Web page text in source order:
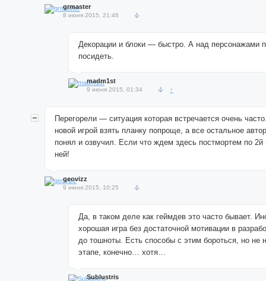
grmaster
8 июня 2015, 21:46
Декорации и блоки — быстро. А над персонажами
посидеть.
madm1st
9 июня 2015, 01:34 ↑
Перегорели — ситуация которая встречается очень
новой игрой взять планку попроще, а все остальное
понял и озвучил. Если что ждем здесь постмортем по 2й
ней!
geovizz
9 июня 2015, 10:25
Да, в таком деле как геймдев это часто бывает.
хорошая игра без достаточной мотивации в
до тошноты. Есть способы с этим бороться, но не
этапе, конечно… хотя…
Sublustris